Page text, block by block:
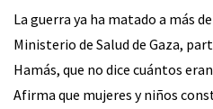
La guerra ya ha matado a más
Ministerio de Salud de Gaza,
Hamás, que no dice cuántos
Afirma que mujeres y niños